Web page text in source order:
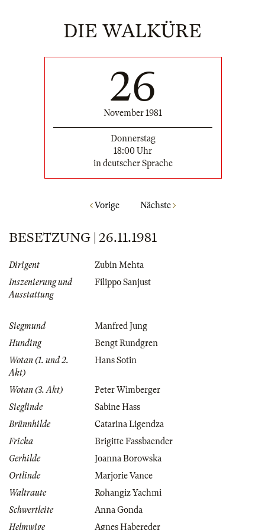
DIE WALKÜRE
26
November 1981
Donnerstag
18:00 Uhr
in deutscher Sprache
Vorige Nächste
BESETZUNG | 26.11.1981
Dirigent
Zubin Mehta
Inszenierung und
Ausstattung
Filippo Sanjust
Siegmund
Manfred Jung
Hunding
Bengt Rundgren
Wotan (1. und 2.
Akt)
Hans Sotin
Wotan (3. Akt)
Peter Wimberger
Sieglinde
Sabine Hass
Brünnhilde
Catarina Ligendza
Fricka
Brigitte Fassbaender
Gerhilde
Joanna Borowska
Ortlinde
Marjorie Vance
Waltraute
Rohangiz Yachmi
Schwertleite
Anna Gonda
Helmwige
Agnes Habereder